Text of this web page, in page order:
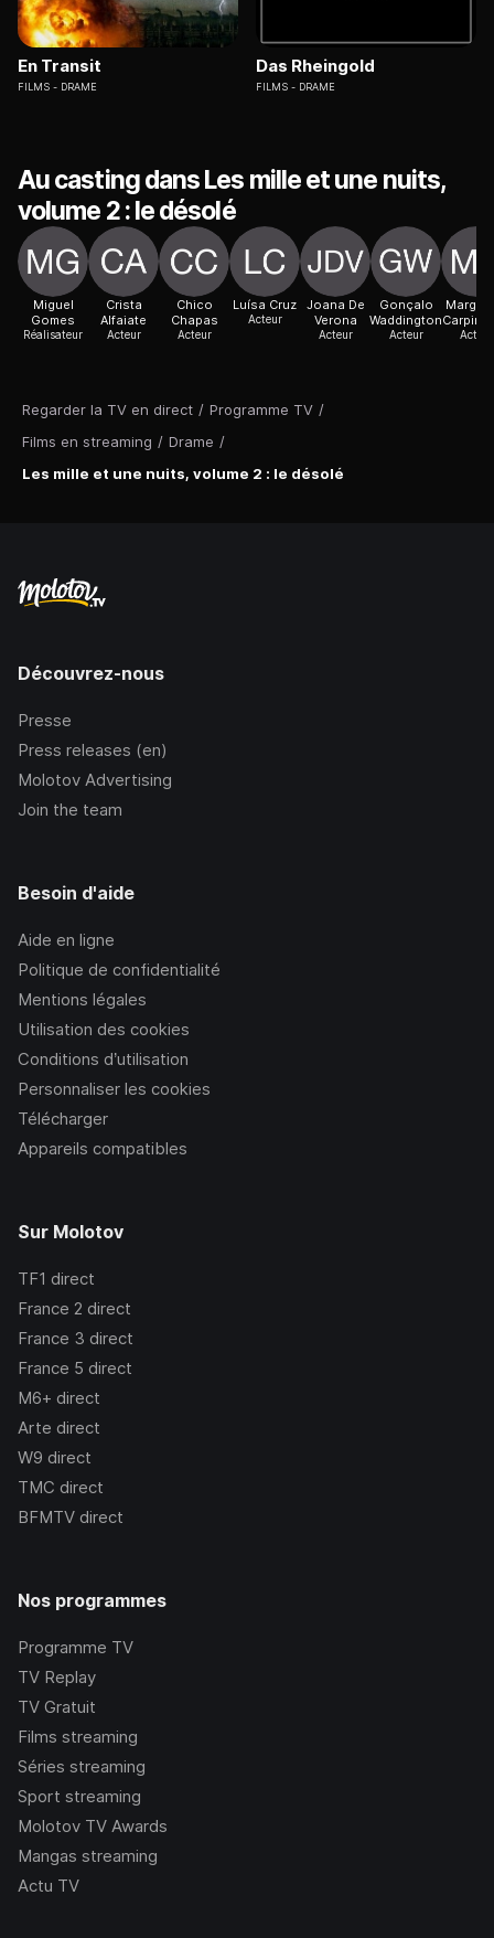
Regarder la TV en direct / Programme TV /
Films en streaming / Drame /
Les mille et une nuits, volume 2 : le désolé
En Transit
FILMS DRAME
Das Rheingold
FILMS DRAME
Au casting dans Les mille et une nuits,
volume 2 : le désolé
Miguel
Gomes
Réalisateur
Crista
Alfaiate
Acteur
Chico
Chapas
Acteur
Luísa Cruz
Acteur
Joana De
Verona
Acteur
Gonçalo
Waddington
Acteur Acteur
Découvrez-nous
Presse
Press releases (en)
Molotov Advertising
Join the team
Besoin d'aide
Aide en ligne
Politique de confidentialité
Mentions légales
Utilisation des cookies
Conditions d’utilisation
Personnaliser les cookies
Télécharger
Appareils compatibles
Sur Molotov
TF1 direct
France 2 direct
France 3 direct
France 5 direct
M6+ direct
Arte direct
W9 direct
TMC direct
BFMTV direct
Nos programmes
Programme TV
TV Replay
TV Gratuit
Films streaming
Séries streaming
Sport streaming
Molotov TV Awards
Mangas streaming
Actu TV